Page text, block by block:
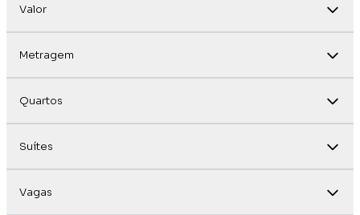
Valor
Metragem
Quartos
Suítes
Vagas